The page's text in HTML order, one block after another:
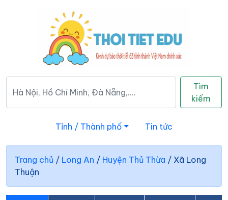
Tìm
kiếm
Tỉnh / Thành phố Tin tức
Trang chủ / Long An / Huyện Thủ Thừa / Xã Long
Thuận